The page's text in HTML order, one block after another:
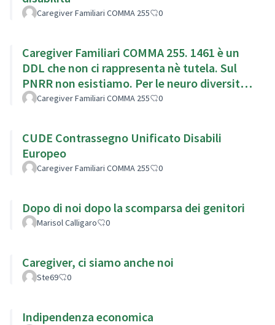
Caregiver Familiari COMMA 255 0
Caregiver Familiari COMMA 255. 1461 è un
DDL che non ci rappresenta nè tutela. Sul
PNRR non esistiamo. Per le neuro diversita
siamo obbligatori
Caregiver Familiari COMMA 255 0
CUDE Contrassegno Unificato Disabili
Europeo
Caregiver Familiari COMMA 255 0
Dopo di noi dopo la scomparsa dei genitori
Marisol Calligaro 0
Caregiver, ci siamo anche noi
Ste69 0
Indipendenza economica